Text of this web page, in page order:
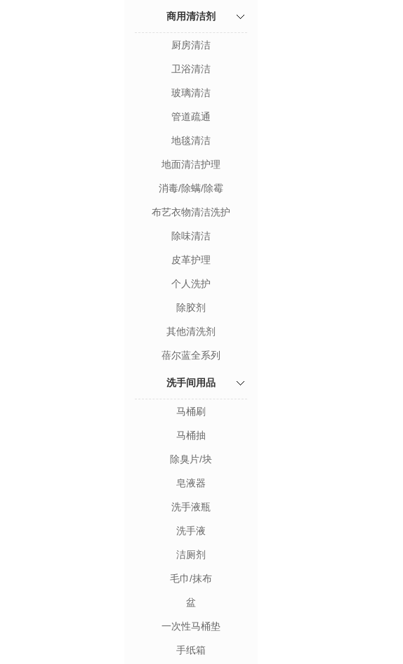
商用清洁剂
厨房清洁
卫浴清洁
玻璃清洁
管道疏通
地毯清洁
地面清洁护理
消毒/除螨/除霉
布艺衣物清洁洗护
除味清洁
皮革护理
个人洗护
除胶剂
其他清洗剂
蓓尔蓝全系列
洗手间用品
马桶刷
马桶抽
除臭片/块
皂液器
洗手液瓶
洗手液
洁厕剂
毛巾/抹布
盆
一次性马桶垫
手纸箱